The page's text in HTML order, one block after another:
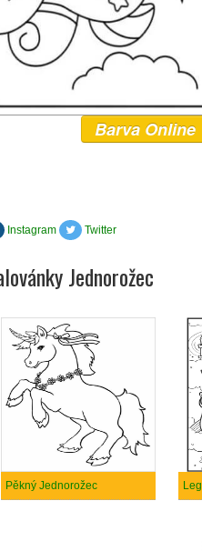
Barva Online
Instagram Twitter
Jednorožec
Pěkný Jednorožec